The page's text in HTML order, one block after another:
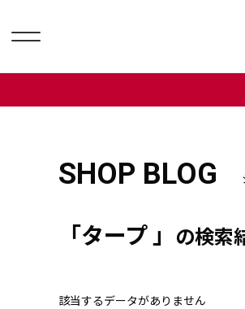
SHOP BLOG
「タープ 」 の検索
該当するデータがありません